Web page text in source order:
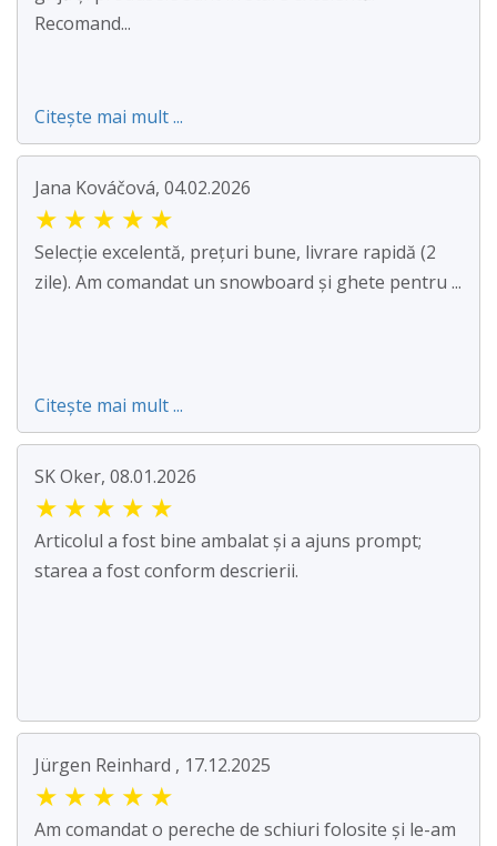
Recomand...
Citește mai mult ...
Jana Kováčová, 04.02.2026
★ ★ ★ ★ ★
Selecție excelentă, prețuri bune, livrare rapidă (2
zile). Am comandat un snowboard și ghete pentru ...
Citește mai mult ...
SK Oker, 08.01.2026
★ ★ ★ ★ ★
Articolul a fost bine ambalat și a ajuns prompt;
starea a fost conform descrierii.
Jürgen Reinhard , 17.12.2025
★ ★ ★ ★ ★
Am comandat o pereche de schiuri folosite și le-am